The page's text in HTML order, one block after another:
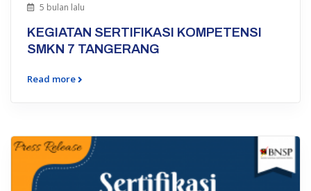
5 bulan lalu
KEGIATAN SERTIFIKASI KOMPETENSI
SMKN 7 TANGERANG
Read more